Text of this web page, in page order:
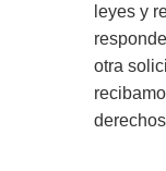
leyes y
otra